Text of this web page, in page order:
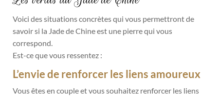
Voici des situations concrètes qui vous permettront de
savoir si la Jade de Chine est une pierre qui vous
correspond.
Est-ce que vous ressentez :
L’envie de renforcer les liens amoureux
Vous êtes en couple et vous souhaitez renforcer les liens